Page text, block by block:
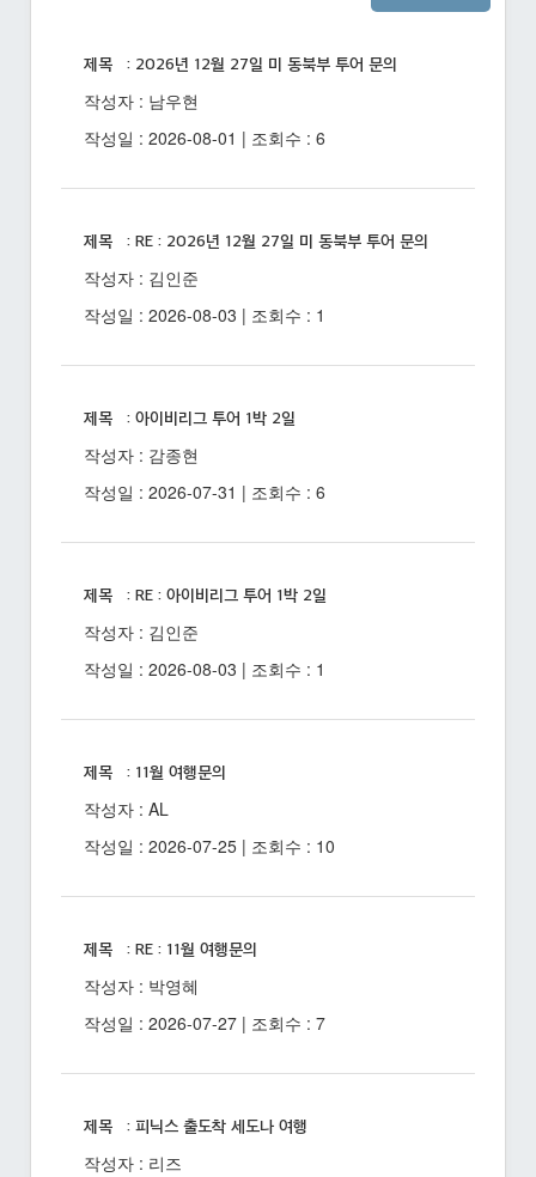
제목 : 2026년 12월 27일 미 동북부 투어 문의
작성자 : 남우현
작성일 : 2026-08-01 | 조회수 : 6
제목 : RE : 2026년 12월 27일 미 동북부 투어 문의
작성자 : 김인준
작성일 : 2026-08-03 | 조회수 : 1
제목 : 아이비리그 투어 1박 2일
작성자 : 감종현
작성일 : 2026-07-31 | 조회수 : 6
제목 : RE : 아이비리그 투어 1박 2일
작성자 : 김인준
작성일 : 2026-08-03 | 조회수 : 1
제목 : 11월 여행문의
작성자 : AL
작성일 : 2026-07-25 | 조회수 : 10
제목 : RE : 11월 여행문의
작성자 : 박영혜
작성일 : 2026-07-27 | 조회수 : 7
제목 : 피닉스 출도착 세도나 여행
작성자 : 리즈